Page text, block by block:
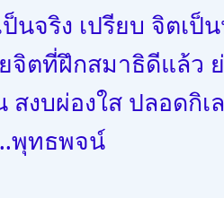
จริง เปรียบ จิตเป็
จิตที่ฝึกสมาธิดีแล้ว
งบผ่องใส ปลอดกิเ
พุทธพจน์